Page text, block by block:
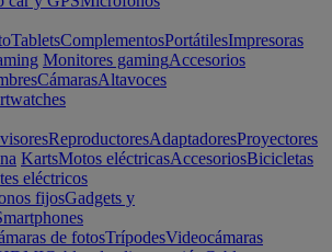
TabletsComplementosPortátilesImpresoras
Monitores gamingAccesorios
CámarasAltavoces
ReproductoresAdaptadoresProyectores
KartsMotos eléctricasAccesoriosBicicletas
eléctricos
fijosGadgets y
de fotosTrípodesVideocámaras